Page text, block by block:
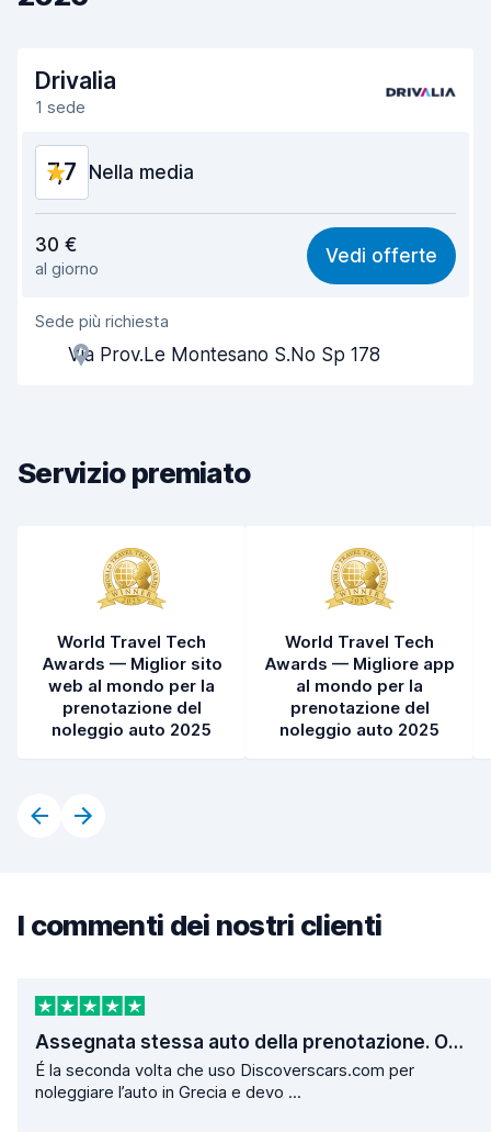
Drivalia
1 sede
7,7 Nella media
7,6
Facile da trovare 8,2
Gentilezza degli agenti
Rapidità del ritiro
Pulizia del veicolo
30 €
al giorno
Vedi offerte
Sede più richiesta
Via Prov.Le Montesano S.No Sp 178
Servizio premiato
World Travel Tech
Awards — Miglior sito
web al mondo per la
prenotazione del
noleggio auto 2025
World Travel Tech
Awards — Migliore app
al mondo per la
prenotazione del
noleggio auto 2025
I commenti dei nostri clienti
Assegnata stessa auto della prenotazione. Operazioni di ritiro e consegna velocissime.
É la seconda volta che uso Discoverscars.com per
noleggiare l’auto in Grecia e devo ...